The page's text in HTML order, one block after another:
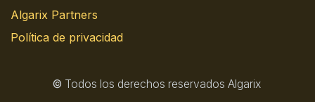
Algarix Partners
Política de privacidad
© Todos los derechos reservados Algarix